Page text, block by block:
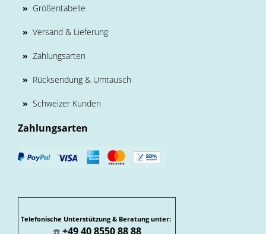
» Größentabelle
» Versand & Lieferung
» Zahlungsarten
» Rücksendung & Umtausch
» Schweizer Kunden
Zahlungsarten
Telefonische Unterstützung & Beratung unter:
☎️ +49 40 8550 88 88